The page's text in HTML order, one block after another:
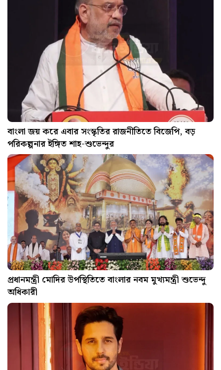
বাংলা জয় করে এবার সংস্কৃতির রাজনীতিতে বিজেপি, বড়
পরিকল্পনার ইঙ্গিত শাহ-শুভেন্দুর
প্রধানমন্ত্রী মোদির উপস্থিতিতে বাংলার নবম মুখ্যমন্ত্রী শুভেন্দু
অধিকারী